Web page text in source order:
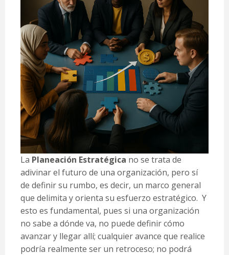
La Planeación Estratégica no se trata de
adivinar el futuro de una organización, pero sí
de definir su rumbo, es decir, un marco general
que delimita y orienta su esfuerzo estratégico. Y
esto es fundamental, pues si una organización
no sabe a dónde va, no puede definir cómo
avanzar y llegar allí; cualquier avance que realice
podría realmente ser un retroceso; no podrá